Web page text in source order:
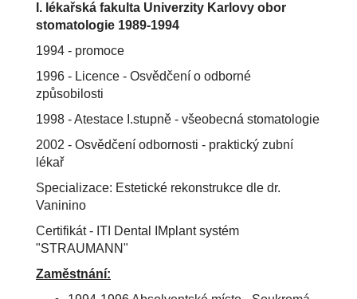
I. lékařská fakulta Univerzity Karlovy obor
stomatologie 1989-1994
1994 - promoce
1996 - Licence - Osvědčení o odborné
způsobilosti
1998 - Atestace I.stupně - všeobecná stomatologie
2002 - Osvědčení odbornosti - praktický zubní
lékař
Specializace: Estetické rekonstrukce dle dr.
Vaninino
Certifikát - ITI Dental IMplant systém
"STRAUMANN"
Zaměstnání: